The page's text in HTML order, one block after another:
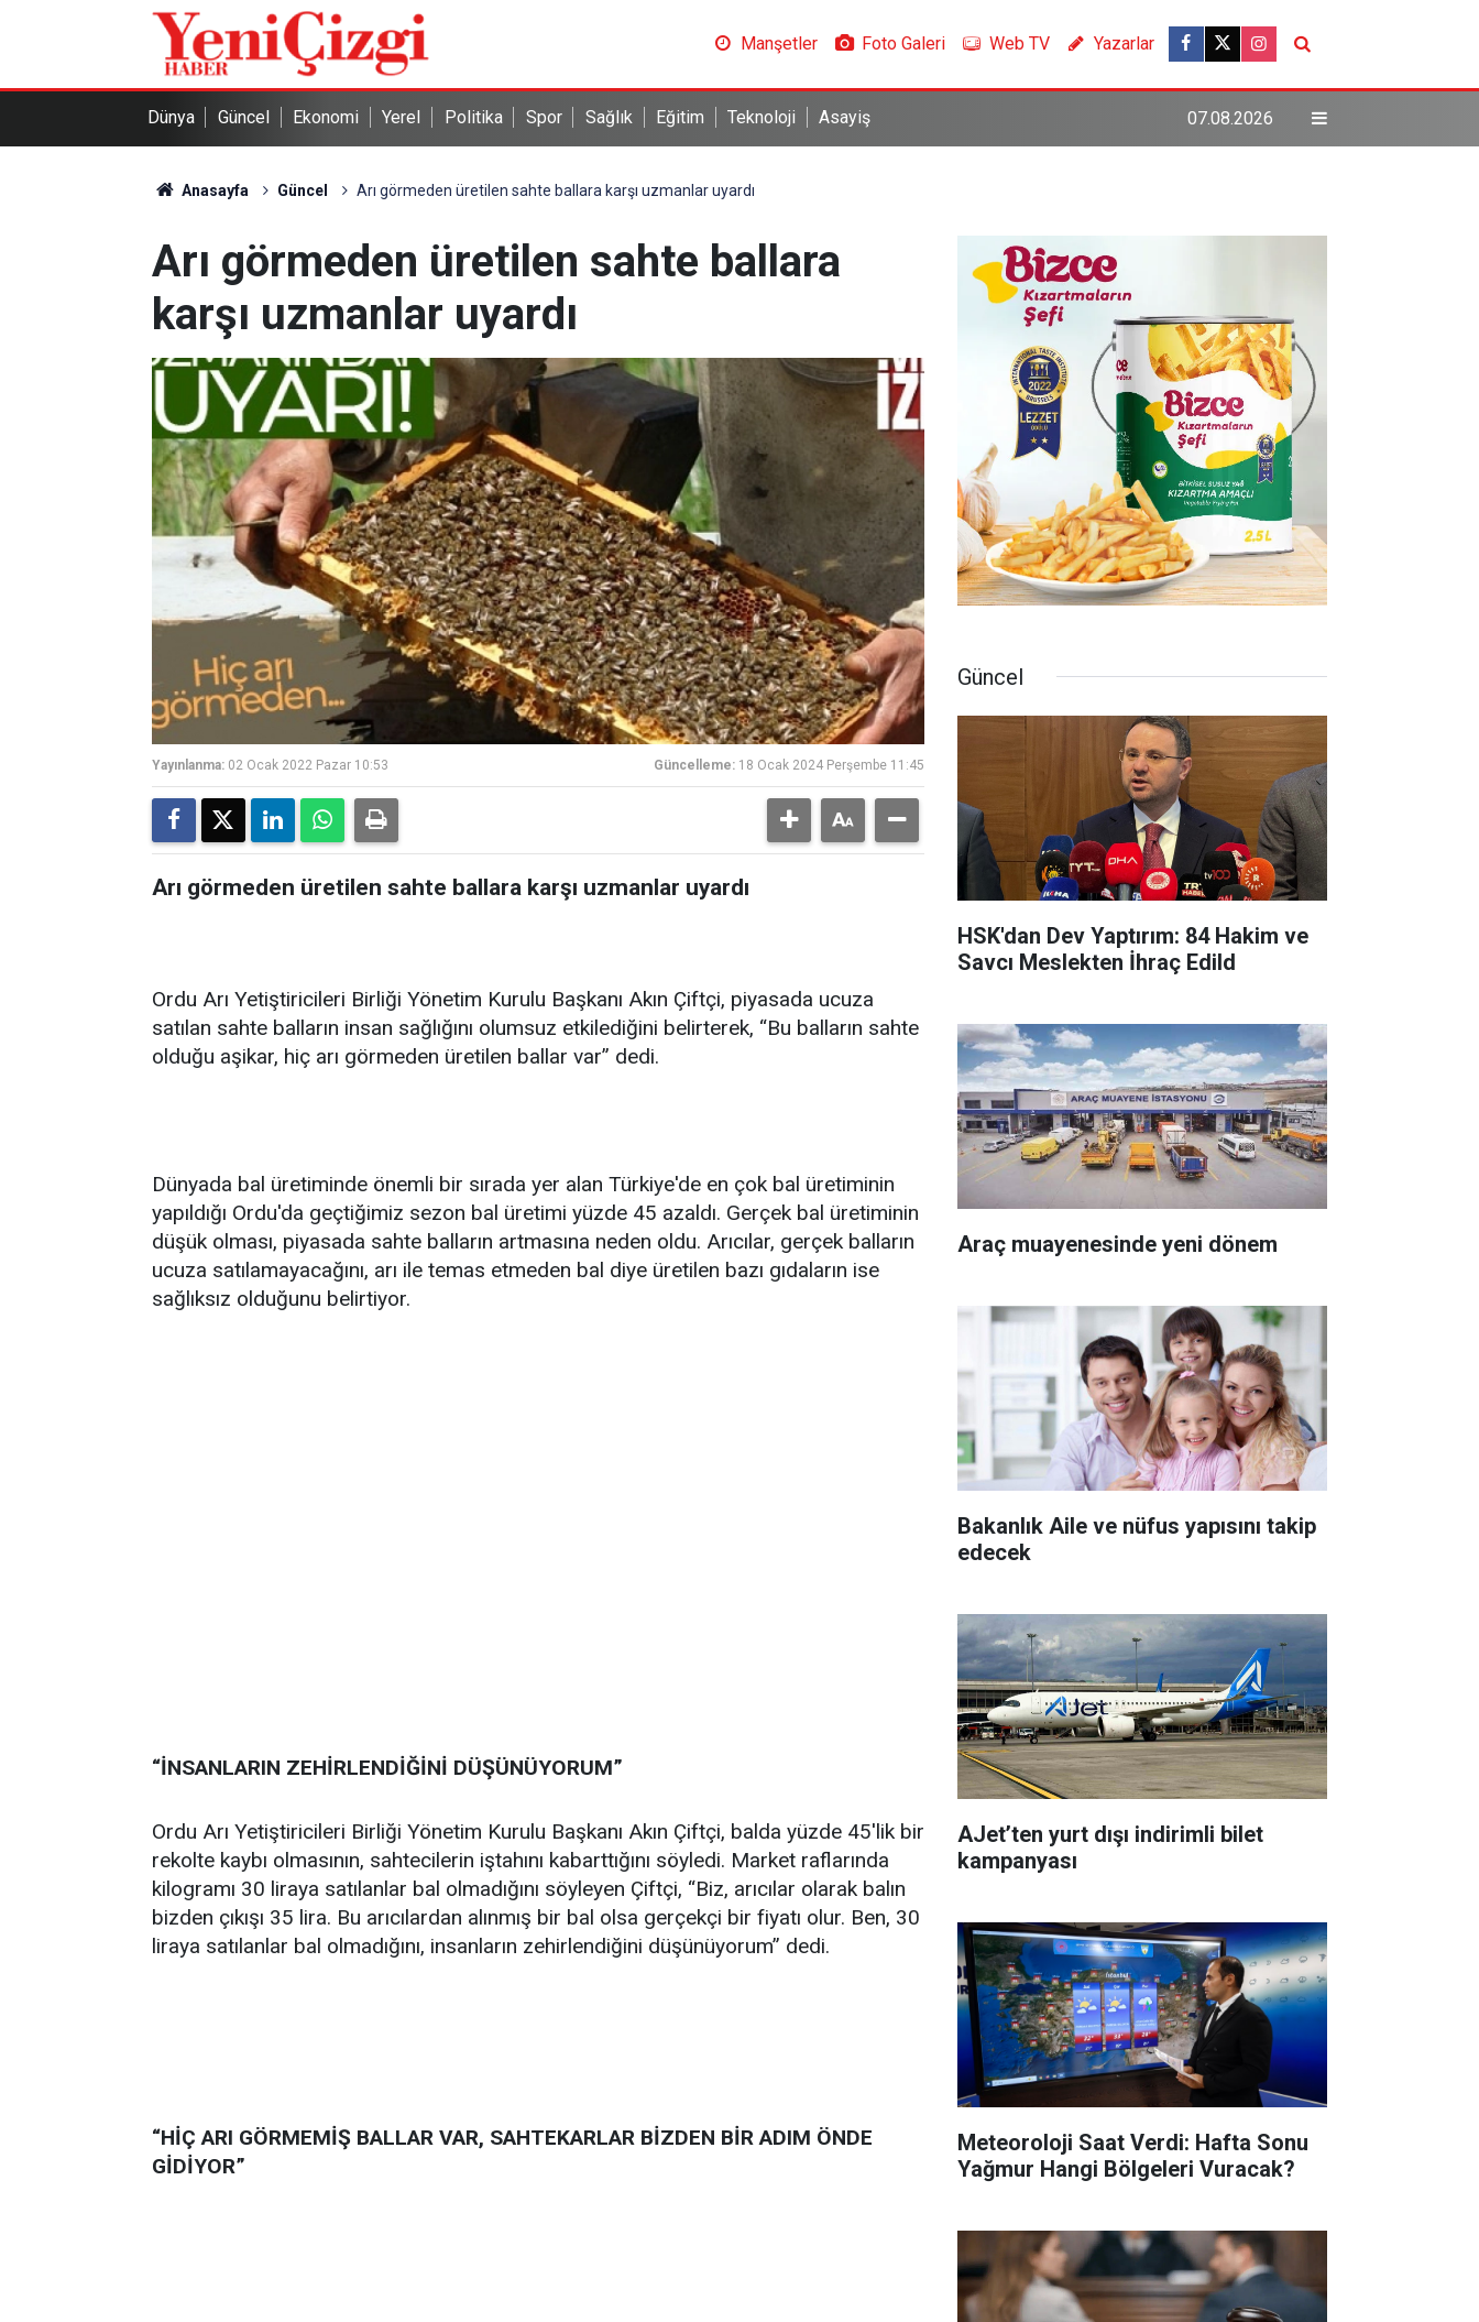
Manşetler Foto Galeri Web TV Yazarlar
Dünya Güncel Ekonomi Yerel Politika Spor Sağlık Eğitim Teknoloji Asayiş 07.08.2026
Anasayfa Güncel Arı görmeden üretilen sahte ballara karşı uzmanlar uyardı
Arı görmeden üretilen sahte ballara
karşı uzmanlar uyardı
Yayınlanma: 02 Ocak 2022 Pazar 10:53 Güncelleme: 18 Ocak 2024 Perşembe 11:45
Arı görmeden üretilen sahte ballara karşı uzmanlar uyardı
Ordu Arı Yetiştiricileri Birliği Yönetim Kurulu Başkanı Akın Çiftçi, piyasada ucuza
satılan sahte balların insan sağlığını olumsuz etkilediğini belirterek, “Bu balların sahte
olduğu aşikar, hiç arı görmeden üretilen ballar var” dedi.
Dünyada bal üretiminde önemli bir sırada yer alan Türkiye'de en çok bal üretiminin
yapıldığı Ordu'da geçtiğimiz sezon bal üretimi yüzde 45 azaldı. Gerçek bal üretiminin
düşük olması, piyasada sahte balların artmasına neden oldu. Arıcılar, gerçek balların
ucuza satılamayacağını, arı ile temas etmeden bal diye üretilen bazı gıdaların ise
sağlıksız olduğunu belirtiyor.
“İNSANLARIN ZEHİRLENDİĞİNİ DÜŞÜNÜYORUM”
Ordu Arı Yetiştiricileri Birliği Yönetim Kurulu Başkanı Akın Çiftçi, balda yüzde 45'lik bir
rekolte kaybı olmasının, sahtecilerin iştahını kabarttığını söyledi. Market raflarında
kilogramı 30 liraya satılanlar bal olmadığını söyleyen Çiftçi, “Biz, arıcılar olarak balın
bizden çıkışı 35 lira. Bu arıcılardan alınmış bir bal olsa gerçekçi bir fiyatı olur. Ben, 30
liraya satılanlar bal olmadığını, insanların zehirlendiğini düşünüyorum” dedi.
“HİÇ ARI GÖRMEMİŞ BALLAR VAR, SAHTEKARLAR BİZDEN BİR ADIM ÖNDE
GİDİYOR”
Güncel
HSK'dan Dev Yaptırım: 84 Hakim ve
Savcı Meslekten İhraç Edild
Araç muayenesinde yeni dönem
Bakanlık Aile ve nüfus yapısını takip
edecek
AJet’ten yurt dışı indirimli bilet
kampanyası
Meteoroloji Saat Verdi: Hafta Sonu
Yağmur Hangi Bölgeleri Vuracak?